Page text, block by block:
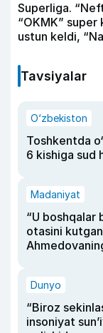
Superliga.
“OKMK”
ustun keldi,
Tavsiyalar
O‘zbekiston
Toshkentda
6 kishiga sud
Madaniyat
“U boshqalar
otasini
Dunyo
“Biroz
insoniyat